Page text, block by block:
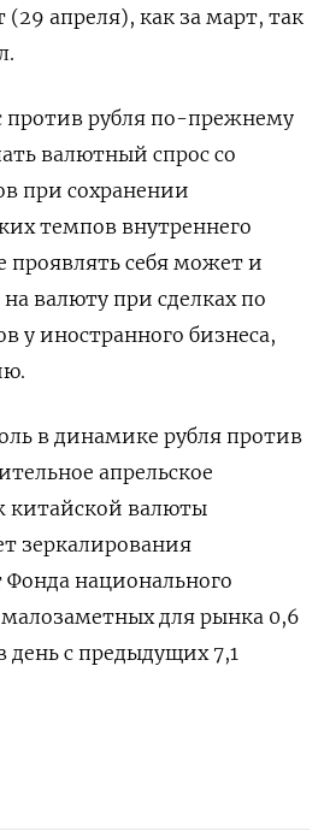
апреля), как за март, так
против рубля по-прежнему
валютный спрос со
при сохранении
темпов внутреннего
проявлять себя может и
валюту при сделках по
у иностранного бизнеса,
в динамике рубля против
апрельское
китайской валюты
зеркалирования
национального
малозаметных для рынка 0,6
день с предыдущих 7,1